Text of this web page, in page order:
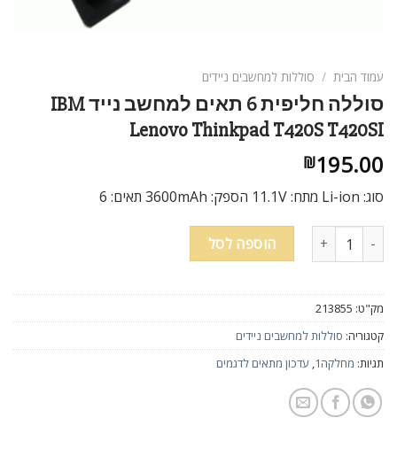
format_underlined הוסף קו תחתון לקישורים
סמן קישורים
כל
האפשרויות
עמוד הבית / סוללות למחשבים ניידים
סוללה חליפית 6 תאים למחשב נייד IBM
Lenovo Thinkpad T420S T420SI
₪195.00
סוג: Li-ion מתח: 11.1V הספק: 3600mAh תאים: 6
כמות של סוללה חליפית 6 תאים למחשב נייד IBM Lenovo Thinkpad T420S T420SIהוספה לסל
מק"ט: 213855
קטגוריה: סוללות למחשבים ניידים
תגיות: מחלקה1 , עדכון מתאים לדגמים